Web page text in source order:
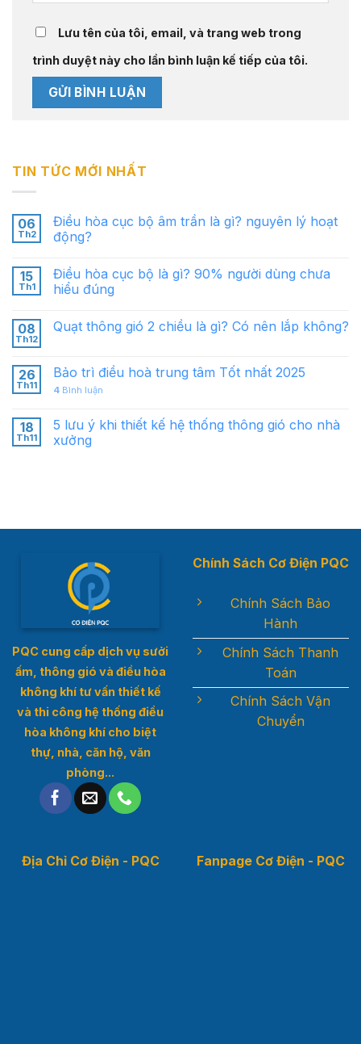
Lưu tên của tôi, email, và trang web trong
trình duyệt này cho lần bình luận kế tiếp của tôi.
TIN TỨC MỚI NHẤT
06
Th2
Điều hòa cục bộ âm trần là gì? nguyên lý hoạt
động?
15
Th1
Điều hòa cục bộ là gì? 90% người dùng chưa
hiểu đúng
08
Th12
Quạt thông gió 2 chiều là gì? Có nên lắp không?
26
Th11
Bảo trì điều hoà trung tâm Tốt nhất 2025
4 Bình luận
18
Th11
5 lưu ý khi thiết kế hệ thống thông gió cho nhà
xưởng
PQC cung cấp dịch vụ sưởi
ấm, thông gió và điều hòa
không khí tư vấn thiết kế
và thi công hệ thống điều
hòa không khí cho biệt
thự, nhà, căn hộ, văn
phòng...
Chính Sách Cơ Điện PQC
Chính Sách Bảo
Hành
Chính Sách Thanh
Toán
Chính Sách Vận
Chuyển
Địa Chỉ Cơ Điện - PQC Fanpage Cơ Điện - PQC